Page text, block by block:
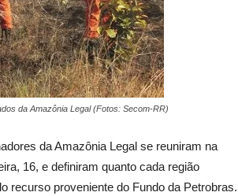
da Amazônia Legal (Fotos: Secom-RR)
da Amazônia Legal se reuniram na
16, e definiram quanto cada região
recurso proveniente do Fundo da Petrobras.